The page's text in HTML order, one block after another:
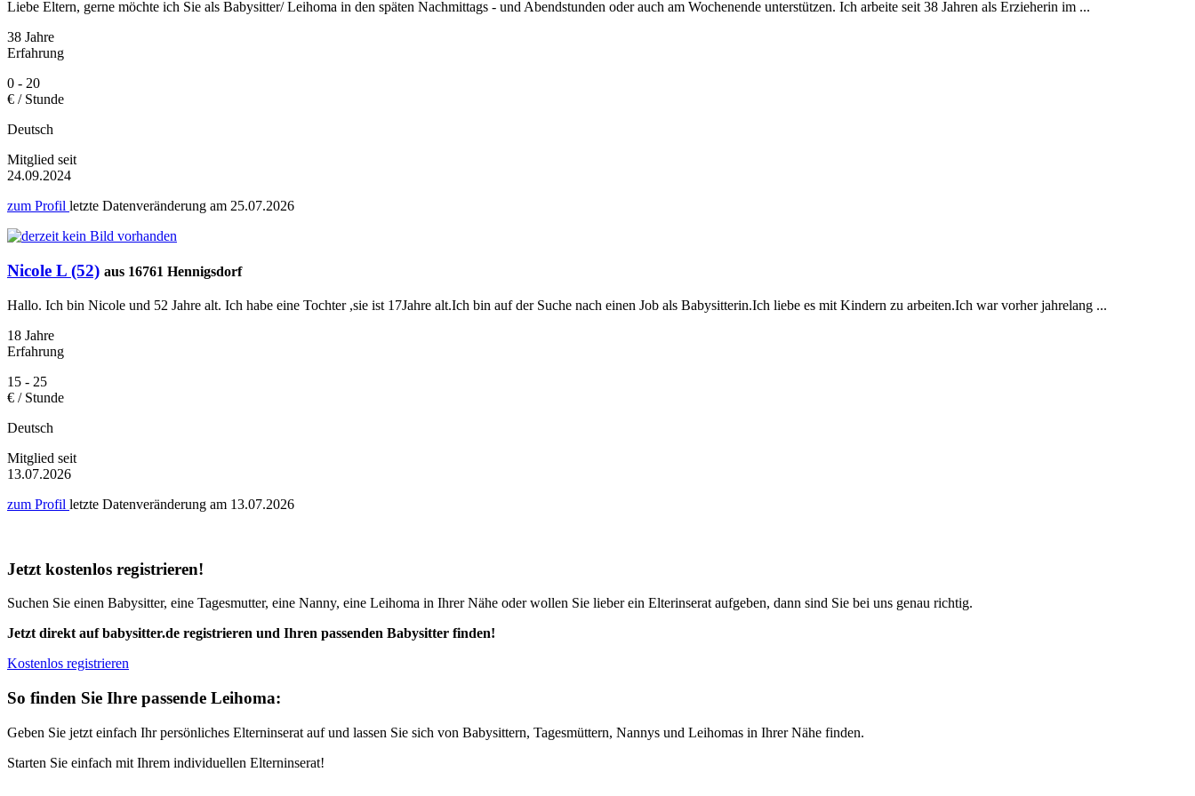
Liebe Eltern, gerne möchte ich Sie als Babysitter/ Leihoma in den späten Nachmittags - und Abendstunden oder auch am Wochenende unterstützen. Ich arbeite seit 38 Jahren als Erzieherin im ...
38 Jahre
Erfahrung
0 - 20
€ / Stunde
Deutsch
Mitglied seit
24.09.2024
zum Profil letzte Datenveränderung am 25.07.2026
Nicole L (52) aus 16761 Hennigsdorf
Hallo. Ich bin Nicole und 52 Jahre alt. Ich habe eine Tochter ,sie ist 17Jahre alt.Ich bin auf der Suche nach einen Job als Babysitterin.Ich liebe es mit Kindern zu arbeiten.Ich war vorher jahrelang ...
18 Jahre
Erfahrung
15 - 25
€ / Stunde
Deutsch
Mitglied seit
13.07.2026
zum Profil letzte Datenveränderung am 13.07.2026
Jetzt kostenlos registrieren!
Suchen Sie einen Babysitter, eine Tagesmutter, eine Nanny, eine Leihoma in Ihrer Nähe oder wollen Sie lieber ein Elterinserat aufgeben, dann sind Sie bei uns genau richtig.
Jetzt direkt auf babysitter.de registrieren und Ihren passenden Babysitter finden!
Kostenlos registrieren
So finden Sie Ihre passende Leihoma:
Geben Sie jetzt einfach Ihr persönliches Elterninserat auf und lassen Sie sich von Babysittern, Tagesmüttern, Nannys und Leihomas in Ihrer Nähe finden.
Starten Sie einfach mit Ihrem individuellen Elterninserat!